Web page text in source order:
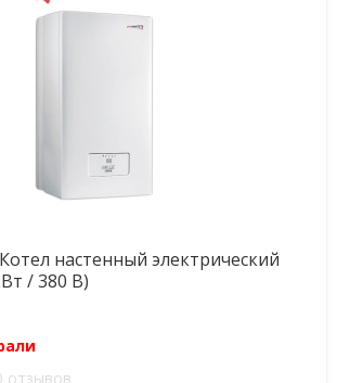
настенный электрический
/ 380 В)
отзывов